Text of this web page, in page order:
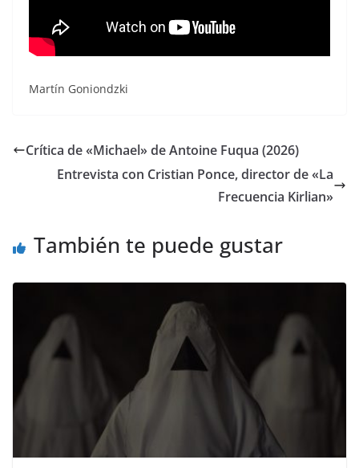
Martín Goniondzki
Crítica de «Michael» de Antoine Fuqua (2026)
Entrevista con Cristian Ponce, director de «La
Frecuencia Kirlian»
También te puede gustar